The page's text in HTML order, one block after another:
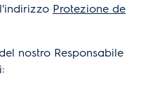
Protezione de
nostro Responsabile